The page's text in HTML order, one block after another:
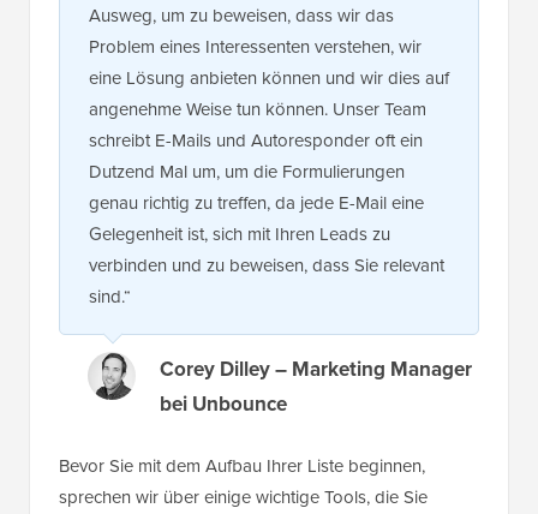
Ausweg, um zu beweisen, dass wir das
Problem eines Interessenten verstehen, wir
eine Lösung anbieten können und wir dies auf
angenehme Weise tun können. Unser Team
schreibt E-Mails und Autoresponder oft ein
Dutzend Mal um, um die Formulierungen
genau richtig zu treffen, da jede E-Mail eine
Gelegenheit ist, sich mit Ihren Leads zu
verbinden und zu beweisen, dass Sie relevant
sind.“
Corey Dilley – Marketing Manager
bei Unbounce
Bevor Sie mit dem Aufbau Ihrer Liste beginnen,
sprechen wir über einige wichtige Tools, die Sie